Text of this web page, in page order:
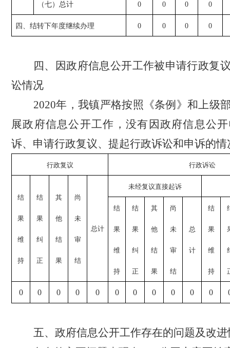
（七）总计 0 0 0 0
四、结转下年度继续办理 0 0 0 0
四、因政府信息公开工作被申请行政复
讼情况
2020年，我镇严格按照《条例》和上级
展政府信息公开工作，没有因政府信息公
诉、申请行政复议、提起行政诉讼和申诉的情
行政复议 行政诉讼
结
果
维
持
结
果
纠
正
其
他
结
果
尚
未
审
结
总计
未经复议直接起诉
结
果
维
持
结
果
纠
正
其
他
结
果
尚
未
审
结
总
计
结
果
维
持
0 0 0 0 0 0 0 0 0 0 0
五、政府信息公开工作存在的问题及改进